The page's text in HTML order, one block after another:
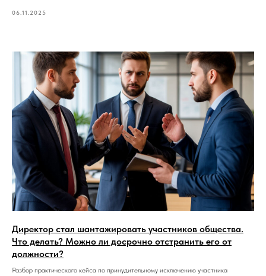
06.11.2025
Директор стал шантажировать участников общества.
Что делать? Можно ли досрочно отстранить его от
должности?
Разбор практического кейса по принудительному исключению участника